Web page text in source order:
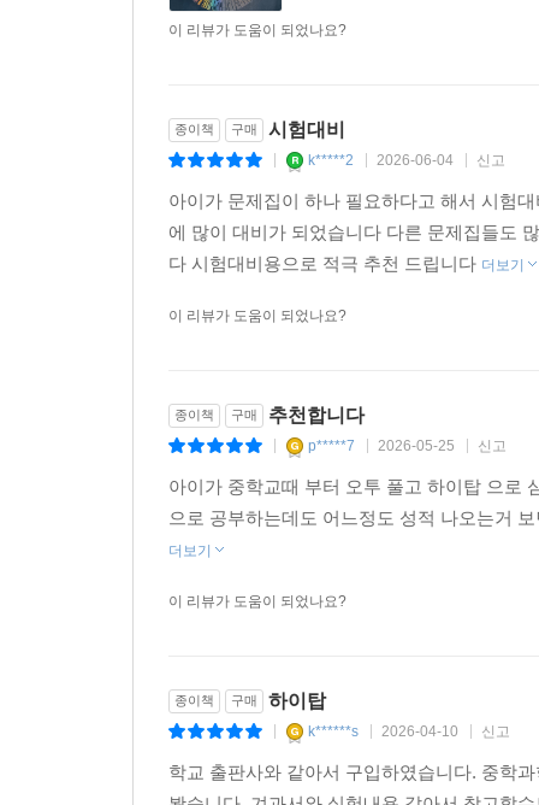
이 리뷰가 도움이 되었나요?
종이책 구매 시험대비
k*****2 2026-06-04 신고
아이가 문제집이 하나 필요하다고 해서 시험
에 많이 대비가 되었습니다 다른 문제집들도
다 시험대비용으로 적극 추천 드립니다 더보기
이 리뷰가 도움이 되었나요?
종이책 구매 추천합니다
p*****7 2026-05-25 신고
아이가 중학교때 부터 오투 풀고 하이탑 으로
으로 공부하는데도 어느정도 성적 나오는거
더보기
이 리뷰가 도움이 되었나요?
종이책 구매 하이탑
k******s 2026-04-10 신고
학교 출판사와 같아서 구입하였습니다. 중학